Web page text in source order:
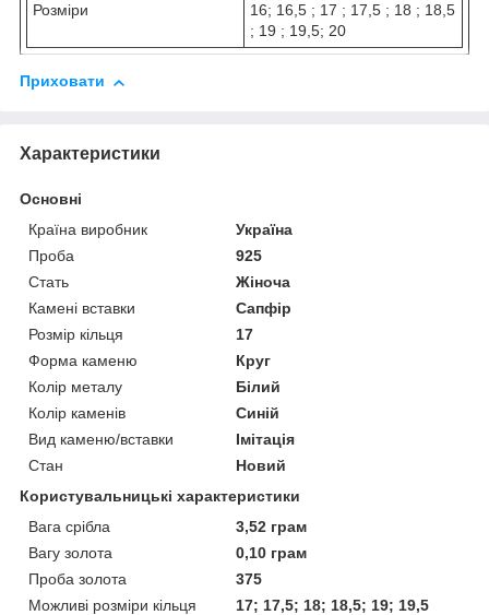
Розміри
16; 16,5 ; 17 ; 17,5 ; 18 ; 18,5
; 19 ; 19,5; 20
Приховати
Характеристики
Основні
Країна виробник
Україна
Проба
925
Стать
Жіноча
Камені вставки
Сапфір
Розмір кільця
17
Форма каменю
Круг
Колір металу
Білий
Колір каменів
Синій
Вид каменю/вставки
Імітація
Стан
Новий
Користувальницькі характеристики
Вага срібла
3,52 грам
Вагу золота
0,10 грам
Проба золота
375
Можливі розміри кільця
17; 17,5; 18; 18,5; 19; 19,5